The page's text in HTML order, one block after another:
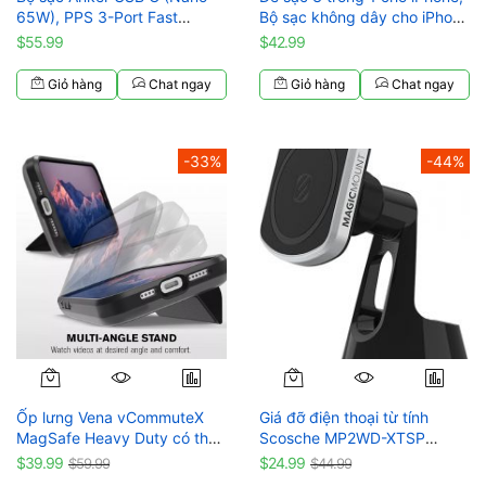
65W), PPS 3-Port Fast
Compact Foldable USB C
iPad Pro, Galaxy S24, iPhone
16 / 15 and more series
$55.99
Giỏ hàng Chat ngay
Bộ sạc không dây cho iPhone
16 15 14 13 12 11 X Pro Max
Pro
$42.99
Giỏ hàng Chat ngay
-33%
Ốp lưng Vena vCommuteX
MagSafe Heavy Duty có thể
tháo rời dành cho iPhone 15
$39.99 $59.99
-44%
Giá đỡ điện thoại từ tính
Scosche MP2WD-XTSP
MagicMount Pro2 trên ô tô -
$24.99 $44.99